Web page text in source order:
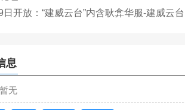
日开放：“建威云台”内含耿弇华服-建威云
息
无